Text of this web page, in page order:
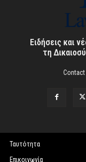
Ειδήσεις και
τη
Contact
Ταυτότητα
Επικοινωνία